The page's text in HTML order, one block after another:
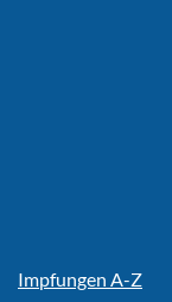
Impfungen A-Z